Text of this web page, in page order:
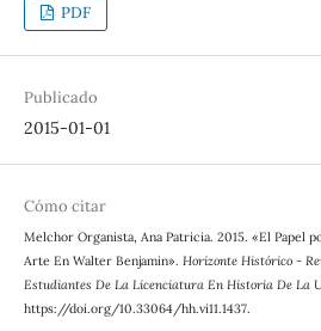
PDF
Publicado
2015-01-01
Cómo citar
Melchor Organista, Ana Patricia. 2015. «El Papel
Arte En Walter Benjamin». Horizonte Histórico -
Estudiantes De La Licenciatura En Historia De La
https://doi.org/10.33064/hh.vi11.1437.